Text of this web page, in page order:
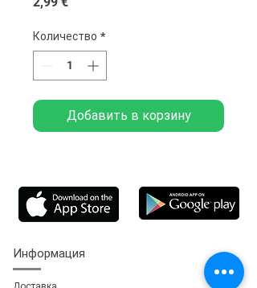
Количество *
Добавить в корзину
Информация